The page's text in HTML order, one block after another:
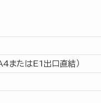
たはE1出口直結）